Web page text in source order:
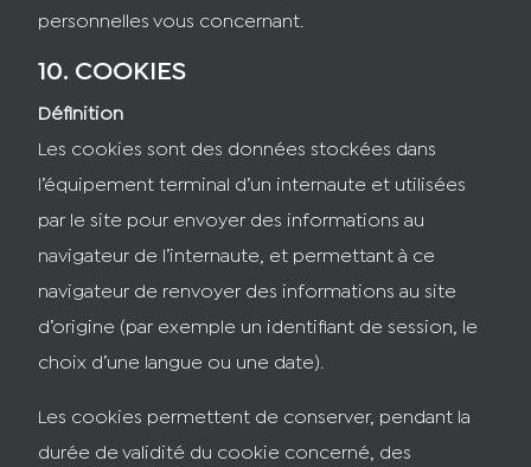
personnelles vous concernant.
10. COOKIES
Définition
Les cookies sont des données stockées dans
l’équipement terminal d’un internaute et utilisées
par le site pour envoyer des informations au
navigateur de l’internaute, et permettant à ce
navigateur de renvoyer des informations au site
d’origine (par exemple un identifiant de session, le
choix d’une langue ou une date).
Les cookies permettent de conserver, pendant la
durée de validité du cookie concerné, des